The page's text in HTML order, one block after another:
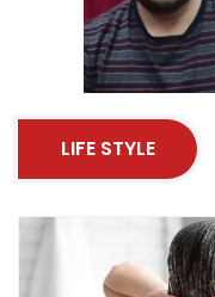
LIFE STYLE